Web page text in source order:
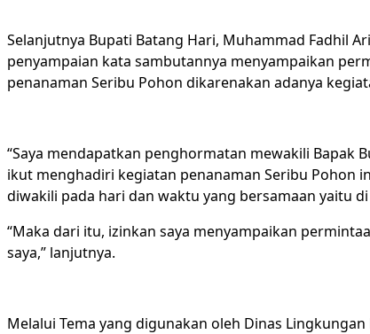
Selanjutnya Bupati Batang Hari, Muhammad Fadhil
penyampaian kata sambutannya menyampaikan
penanaman Seribu Pohon dikarenakan adanya
“Saya mendapatkan penghormatan mewakili Bapak
ikut menghadiri kegiatan penanaman Seribu Pohon
diwakili pada hari dan waktu yang bersamaan yaitu
“Maka dari itu, izinkan saya menyampaikan
saya,” lanjutnya.
Melalui Tema yang digunakan oleh Dinas